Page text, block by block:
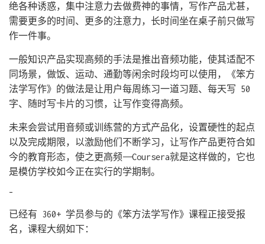
绝各种诱惑，集中注意力去做费神的事情，写作产品尤甚，
需要更多的时间、更多的注意力，长时间坐在桌子前只做写
作一件事。
一般知识产品实现高频的手法是推出音频功能，使其适配不
同场景，做饭、运动、通勤等闲余时段均可以使用，《笨方
法学写作》的做法是让用户每周练习一道习题、每天写 50
字、随时写卡片的习惯，让写作变得高频。
未来会尝试用音频或训练营的方式产品化，设置硬性的起点
以及完成期限，以激励他们不断学习，让写作产品更符合如
今的教育形态，使之更高频——Coursera就是这样做的，它也
是模仿学校如今正在实行的学期制。
–
已经有 360+ 学员参与的《笨方法学写作》课程正接受报
名，课程大纲如下：